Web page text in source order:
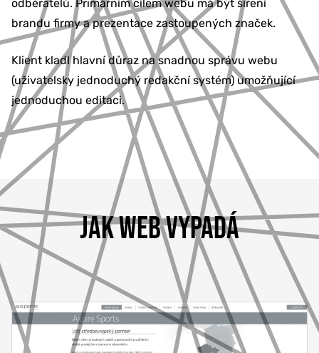
odběratelů. Primárním cílem webu má být šíření
brandu firmy a prezentace zastoupených značek.
Klient kladl hlavní důraz na snadnou správu webu
(uživatelsky jednoduchý redakční systém) umožňující
jednoduchou editaci.
JAK WEB VYPADÁ